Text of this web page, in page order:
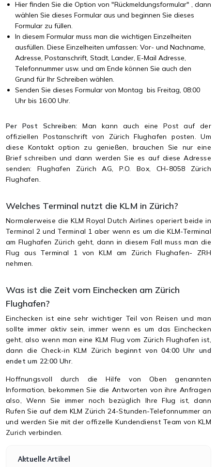
Hier finden Sie die Option von "Rückmeldungsformular" , dann
wählen Sie dieses Formular aus und beginnen Sie dieses
Formular zu füllen.
In diesem Formular muss man die wichtigen Einzelheiten
ausfüllen. Diese Einzelheiten umfassen: Vor- und Nachname,
Adresse, Postanschrift, Stadt, Lander, E-Mail Adresse,
Telefonnummer usw. und am Ende können Sie auch den
Grund für Ihr Schreiben wählen.
Senden Sie dieses Formular von Montag bis Freitag, 08:00
Uhr bis 16:00 Uhr.
Per Post Schreiben: Man kann auch eine Post auf der
offiziellen Postanschrift von Zürich Flughafen posten. Um
diese Kontakt option zu genießen, brauchen Sie nur eine
Brief schreiben und dann werden Sie es auf diese Adresse
senden: Flughafen Zürich AG, P.O. Box, CH-8058 Zürich
Flughafen.
Welches Terminal nutzt die KLM in Zürich?
Normalerweise die KLM Royal Dutch Airlines operiert beide in
Terminal 2 und Terminal 1 aber wenn es um die KLM-Terminal
am Flughafen Zürich geht, dann in diesem Fall muss man die
Flug aus Terminal 1 von KLM am Zürich Flughafen- ZRH
nehmen.
Was ist die Zeit vom Einchecken am Zürich
Flughafen?
Einchecken ist eine sehr wichtiger Teil von Reisen und man
sollte immer aktiv sein, immer wenn es um das Einchecken
geht, also wenn man eine KLM Flug vom Zürich Flughafen ist,
dann die Check-in KLM Zürichbeginnt von 04:00 Uhr und
endet um 22:00 Uhr
Hoffnungsvoll durch die Hilfe von Oben genannten
Information, bekommen Sie die Antworten von ihre Anfragen
also, Wenn Sie immer noch bezüglich Ihre Flug ist, dann
Rufen Sie auf dem KLM Zürich 24-Stunden-Telefonnummer an
und werden Sie mit der offizelle Kundendienst Team von KLM
Zurich verbinden.
Aktuelle Artikel